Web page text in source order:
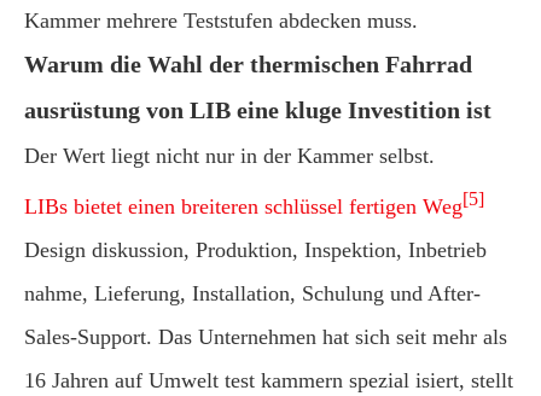
Kammer mehrere Teststufen abdecken muss.
Warum die Wahl der thermischen Fahrrad
ausrüstung von LIB eine kluge Investition ist
Der Wert liegt nicht nur in der Kammer selbst.
LIBs bietet einen breiteren schlüssel fertigen Weg[5]
Design diskussion, Produktion, Inspektion, Inbetrieb
nahme, Lieferung, Installation, Schulung und After-
Sales-Support. Das Unternehmen hat sich seit mehr als
16 Jahren auf Umwelt test kammern spezial isiert, stellt